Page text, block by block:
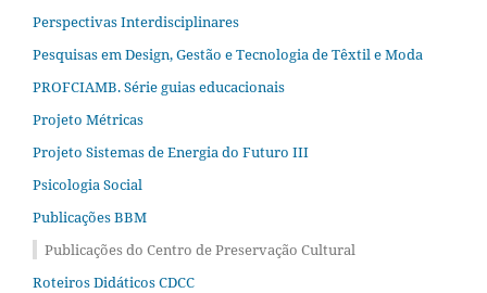
Perspectivas Interdisciplinares
Pesquisas em Design, Gestão e Tecnologia de Têxtil e Moda
PROFCIAMB. Série guias educacionais
Projeto Métricas
Projeto Sistemas de Energia do Futuro III
Psicologia Social
Publicações BBM
Publicações do Centro de Preservação Cultural
Roteiros Didáticos CDCC